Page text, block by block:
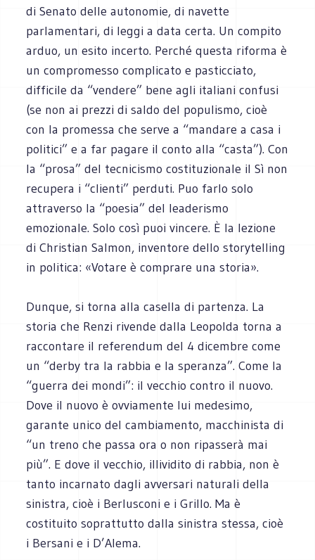
di Senato delle autonomie, di navette
parlamentari, di leggi a data certa. Un compito
arduo, un esito incerto. Perché questa riforma è
un compromesso complicato e pasticciato,
difficile da “vendere” bene agli italiani confusi
(se non ai prezzi di saldo del populismo, cioè
con la promessa che serve a “mandare a casa i
politici” e a far pagare il conto alla “casta”). Con
la “prosa” del tecnicismo costituzionale il Sì non
recupera i “clienti” perduti. Puo farlo solo
attraverso la “poesia” del leaderismo
emozionale. Solo così puoi vincere. È la lezione
di Christian Salmon, inventore dello storytelling
in politica: «Votare è comprare una storia».
Dunque, si torna alla casella di partenza. La
storia che Renzi rivende dalla Leopolda torna a
raccontare il referendum del 4 dicembre come
un “derby tra la rabbia e la speranza”. Come la
“guerra dei mondi”: il vecchio contro il nuovo.
Dove il nuovo è ovviamente lui medesimo,
garante unico del cambiamento, macchinista di
“un treno che passa ora o non ripasserà mai
più”. E dove il vecchio, illividito di rabbia, non è
tanto incarnato dagli avversari naturali della
sinistra, cioè i Berlusconi e i Grillo. Ma è
costituito soprattutto dalla sinistra stessa, cioè
i Bersani e i D’Alema.